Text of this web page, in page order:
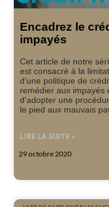
Encadrez le
impayés
Cet article de notre
est consacré à la
d’une politique de
remédier aux impayés
d’adopter une
le pied aux mauvais
LIRE LA SUITE »
29 octobre 2020